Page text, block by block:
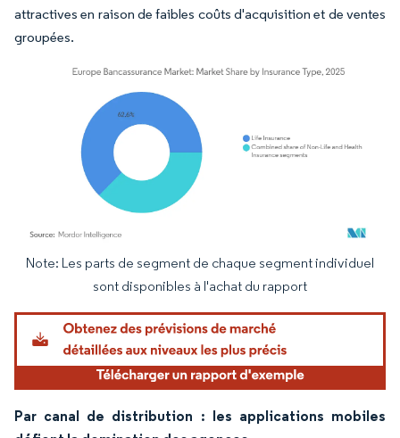
attractives en raison de faibles coûts d'acquisition et de ventes
groupées.
Image © Mordor Intelligence. La réutilisation nécessite une attribution sous CC BY
Note: Les parts de segment de chaque segment individuel
sont disponibles à l'achat du rapport
Par canal de distribution : les applications mobiles